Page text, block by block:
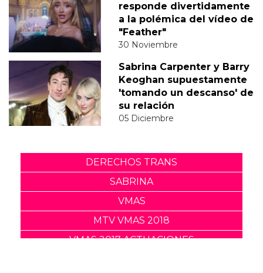
responde divertidamente
a la polémica del vídeo de
"Feather"
30 Noviembre
Sabrina Carpenter y Barry
Keoghan supuestamente
'tomando un descanso' de
su relación
05 Diciembre
DERECHOS TRANS
SABRINA
VMAS
MTV VMAS 2018
VMAS 2017 ACTUACIONES